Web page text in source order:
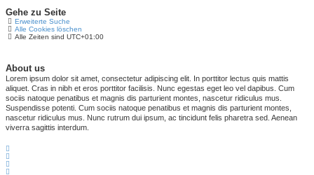
Gehe zu Seite
Erweiterte Suche
Alle Cookies löschen
Alle Zeiten sind UTC+01:00
About us
Lorem ipsum dolor sit amet, consectetur adipiscing elit. In porttitor lectus quis mattis
aliquet. Cras in nibh et eros porttitor facilisis. Nunc egestas eget leo vel dapibus. Cum
sociis natoque penatibus et magnis dis parturient montes, nascetur ridiculus mus.
Suspendisse potenti. Cum sociis natoque penatibus et magnis dis parturient montes,
nascetur ridiculus mus. Nunc rutrum dui ipsum, ac tincidunt felis pharetra sed. Aenean
viverra sagittis interdum.